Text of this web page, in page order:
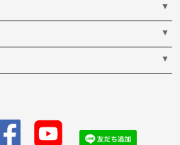
▼
▼
▼